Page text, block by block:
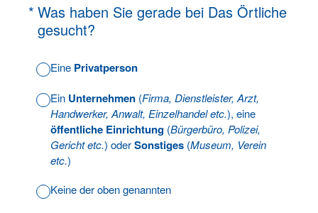
* Was haben Sie gerade bei Das Örtliche
gesucht?
(Erforderlich.)
Eine Privatperson
Ein Unternehmen (Firma, Dienstleister, Arzt,
Handwerker, Anwalt, Einzelhandel etc.), eine
öffentliche Einrichtung (Bürgerbüro, Polizei,
Gericht etc.) oderSonstiges (Museum, Verein
etc.)
Keine der oben genannten